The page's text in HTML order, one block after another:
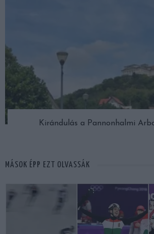
Kirándulás a Pannonhalmi
MÁSOK ÉPP EZT OLVASSÁK